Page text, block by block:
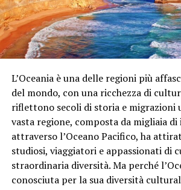
animali presenti in un ambiente.
può anche servire come meccanismo
competizione con altre piante per
solare, l’acqua e i nutrienti del suolo.
Tipi di veleni vegetali
Le sostanze chimiche tossiche
velenose possono essere di diversi tipi,
glicosidi cardiaci, saponine e altro
sostanze possono avere effetti diversi
animali che le ingeriscono, causando
dalla nausea e vomito alla paralisi e
L’Oceania è una delle regioni più
del mondo, con una ricchezza di
riflettono secoli di storia e migrazioni
vasta regione, composta da migliaia di
attraverso l’Oceano Pacifico, ha
studiosi, viaggiatori e appassionati di
straordinaria diversità. Ma perché
conosciuta per la sua diversità